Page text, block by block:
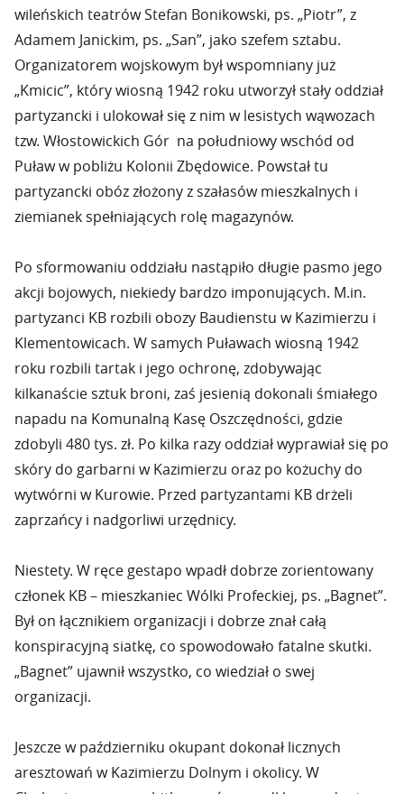
wileńskich teatrów Stefan Bonikowski, ps. „Piotr”, z
Adamem Janickim, ps. „San”, jako szefem sztabu.
Organizatorem wojskowym był wspomniany już
„Kmicic”, który wiosną 1942 roku utworzył stały oddział
partyzancki i ulokował się z nim w lesistych wąwozach
tzw. Włostowickich Gór na południowy wschód od
Puław w pobliżu Kolonii Zbędowice. Powstał tu
partyzancki obóz złożony z szałasów mieszkalnych i
ziemianek spełniających rolę magazynów.
Po sformowaniu oddziału nastąpiło długie pasmo jego
akcji bojowych, niekiedy bardzo imponujących. M.in.
partyzanci KB rozbili obozy Baudienstu w Kazimierzu i
Klementowicach. W samych Puławach wiosną 1942
roku rozbili tartak i jego ochronę, zdobywając
kilkanaście sztuk broni, zaś jesienią dokonali śmiałego
napadu na Komunalną Kasę Oszczędności, gdzie
zdobyli 480 tys. zł. Po kilka razy oddział wyprawiał się po
skóry do garbarni w Kazimierzu oraz po kożuchy do
wytwórni w Kurowie. Przed partyzantami KB drżeli
zaprzańcy i nadgorliwi urzędnicy.
Niestety. W ręce gestapo wpadł dobrze zorientowany
członek KB – mieszkaniec Wólki Profeckiej, ps. „Bagnet”.
Był on łącznikiem organizacji i dobrze znał całą
konspiracyjną siatkę, co spowodowało fatalne skutki.
„Bagnet” ujawnił wszystko, co wiedział o swej
organizacji.
Jeszcze w październiku okupant dokonał licznych
aresztowań w Kazimierzu Dolnym i okolicy. W